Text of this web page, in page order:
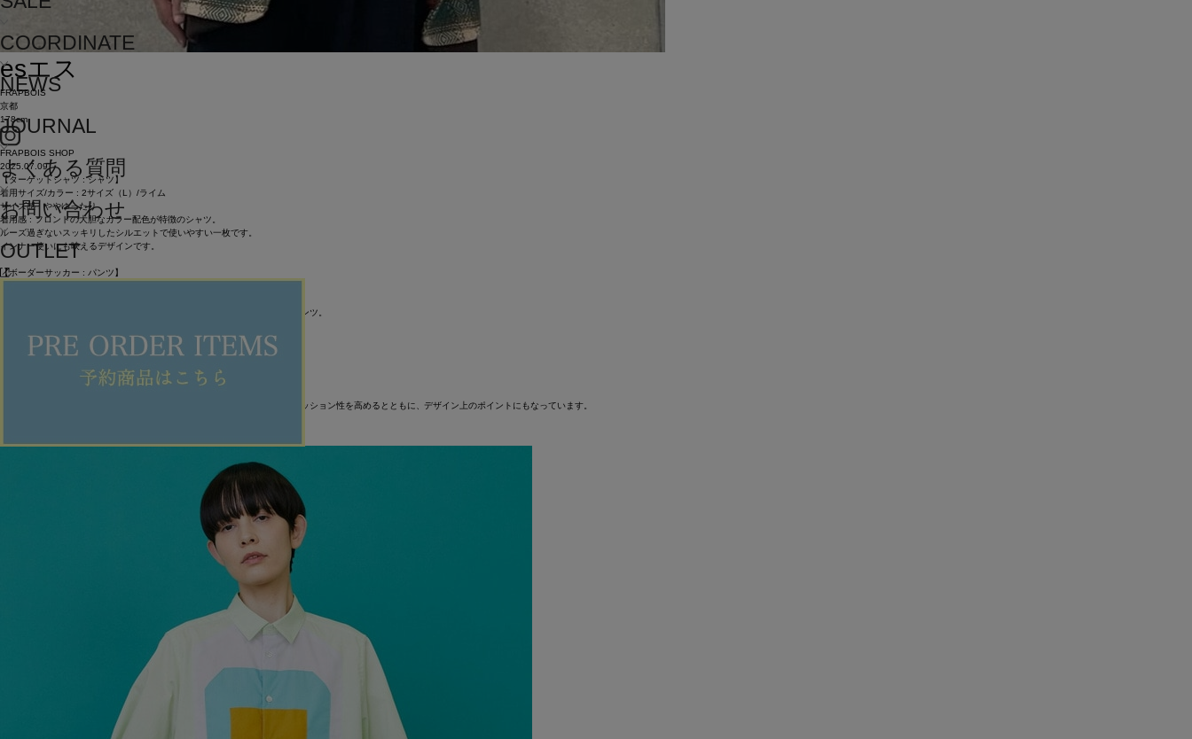
COORDINATE
NEWS
JOURNAL
よくある質問
お問い合わせ
OUTLET
esエス
FRAPBOIS
京都
178cm
FRAPBOIS SHOP
2025.07.09
【ターゲットシャツ : シャツ】
着用サイズ/カラー : 2サイズ（L）/ライム
サイズ感 : ややゆったり
着用感 : フロントの大胆なカラー配色が特徴のシャツ。
ルーズ過ぎないスッキリしたシルエットで使いやすい一枚です。
インナー使いにも映えるデザインです。
【ボーダーサッカー : パンツ】
着用感 : ボーダー状に生地の表面に凹凸感を出したサッカー素材を用いたパンツ。
同素材のトップスと合わせて、セットアップでの着用もオススメです。
着用サイズ/カラー : 3サイズ（27cm）/ブラック
着用感 : 特徴的なモコっとしたベルトには中綿がふんだんに入っており、クッション性を高めるとともに、デザイン上のポイントにもなっています。